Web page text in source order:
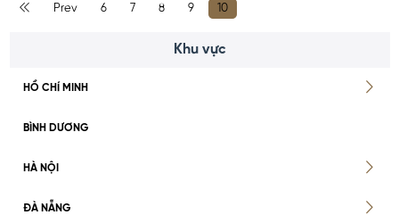
Prev 6 7 8 9 10
Khu vực
HỒ CHÍ MINH
BÌNH DƯƠNG
HÀ NỘI
ĐÀ NẴNG